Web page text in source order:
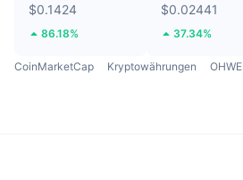
$0.1424
86.18%
$0.02441
37.34%
CoinMarketCap Kryptowährungen OHWE